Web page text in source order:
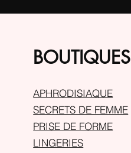
BOUTIQUES
APHRODISIAQUE
SECRETS DE FEMME
PRISE DE FORME
LINGERIES